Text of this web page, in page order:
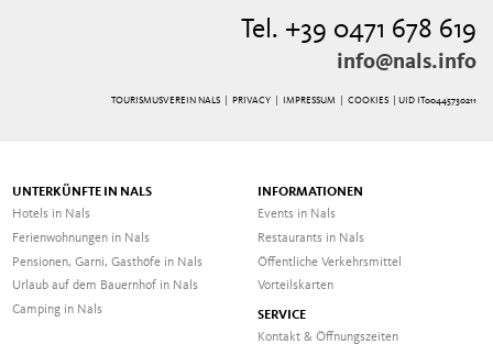
Tel. +39 0471 678 619
info@nals.info
TOURISMUSVEREIN NALS | PRIVACY| IMPRESSUM| COOKIES | UID IT00445730211
UNTERKÜNFTE IN NALS
Hotels in Nals
Ferienwohnungen in Nals
Pensionen, Garni, Gasthöfe in Nals
Urlaub auf dem Bauernhof in Nals
Camping in Nals
INFORMATIONEN
Events in Nals
Restaurants in Nals
Öffentliche Verkehrsmittel
Vorteilskarten
SERVICE
Kontakt & Öffnungszeiten